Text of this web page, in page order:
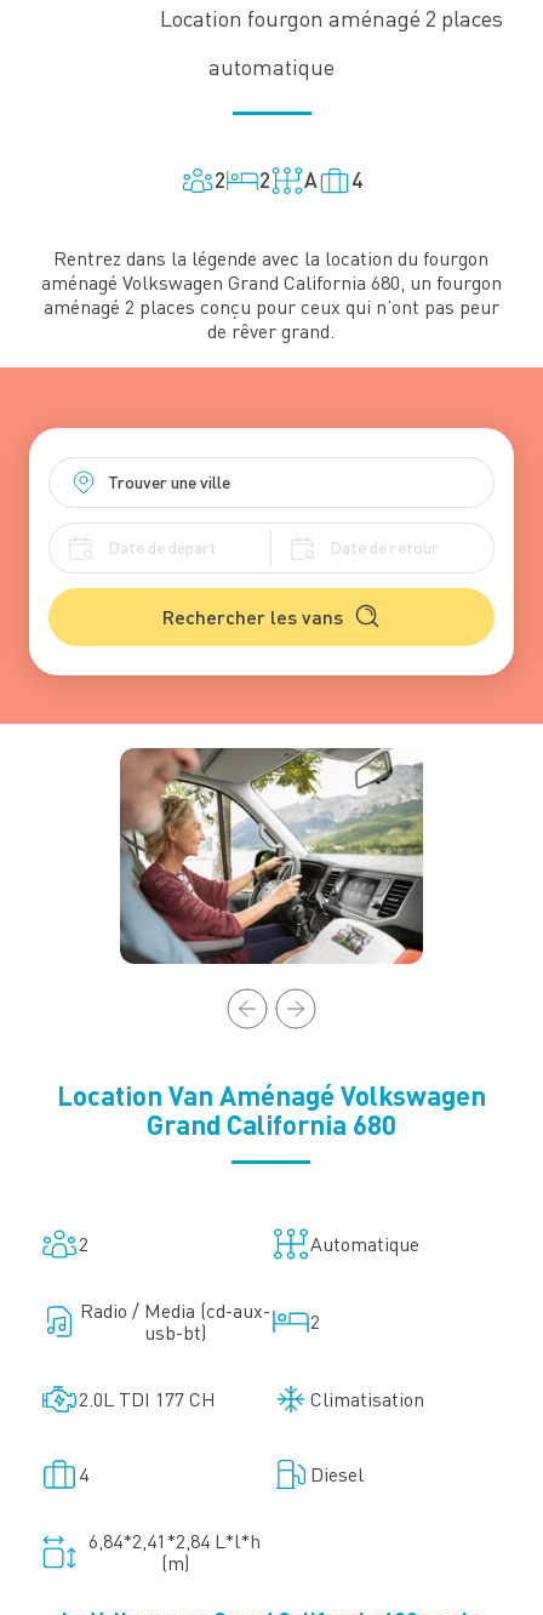
Location fourgon aménagé 2 places
automatique
2 2 A 4
Rentrez dans la légende avec la location du fourgon
aménagé Volkswagen Grand California 680, un fourgon
aménagé 2 places conçu pour ceux qui n’ont pas peur
de rêver grand.
Rechercher les vans
Location Van Aménagé Volkswagen
Grand California 680
2 Automatique
Radio / Media (cd-aux-
usb-bt)
2
2.0L TDI 177 CH Climatisation
4 Diesel
6,84*2,41*2,84 L*l*h
(m)